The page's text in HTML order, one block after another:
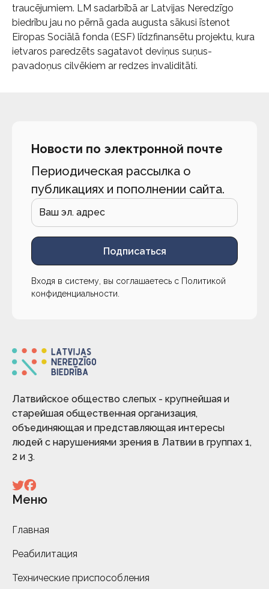
traucējumiem. LM sadarbībā ar Latvijas Neredzīgo
biedrību jau no pērnā gada augusta sākusi īstenot
Eiropas Sociālā fonda (ESF) līdzfinansētu projektu, kura
ietvaros paredzēts sagatavot deviņus suņus-
pavadoņus cilvēkiem ar redzes invaliditāti.
Новости по электронной почте
Периодическая рассылка о
публикациях и пополнении сайта.
Подписаться
Входя в систему, вы соглашаетесь с Политикой
конфиденциальности
Латвийское общество слепых - крупнейшая и
старейшая общественная организация,
объединяющая и представляющая интересы
людей с нарушениями зрения в Латвии в группах 1,
2 и 3.
Меню
Главная
Реабилитация
Технические приспособления